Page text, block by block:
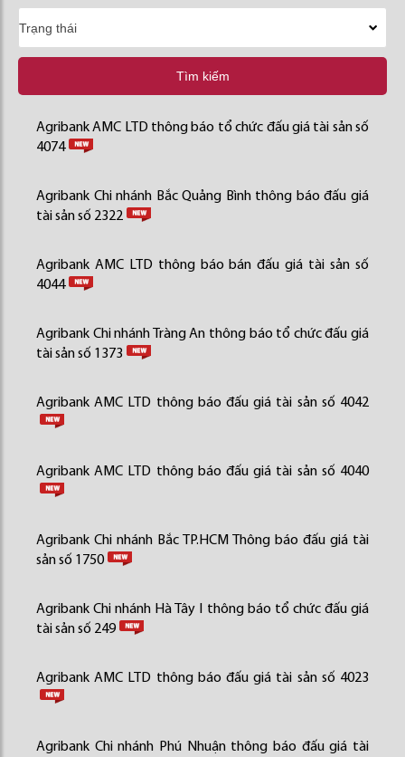
Tìm kiếm
Agribank AMC LTD thông báo tổ chức đấu giá tài sản số
4074
Agribank Chi nhánh Bắc Quảng Bình thông báo đấu giá
tài sản số 2322
Agribank AMC LTD thông báo bán đấu giá tài sản số
4044
Agribank Chi nhánh Tràng An thông báo tổ chức đấu giá
tài sản số 1373
Agribank AMC LTD thông báo đấu giá tài sản số 4042
Agribank AMC LTD thông báo đấu giá tài sản số 4040
Agribank Chi nhánh Bắc TP.HCM Thông báo đấu giá tài
sản số 1750
Agribank Chi nhánh Hà Tây I thông báo tổ chức đấu giá
tài sản số 249
Agribank AMC LTD thông báo đấu giá tài sản số 4023
Agribank Chi nhánh Phú Nhuận thông báo đấu giá tài